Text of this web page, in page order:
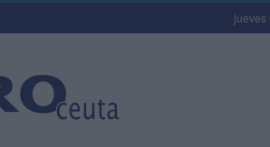
jueves